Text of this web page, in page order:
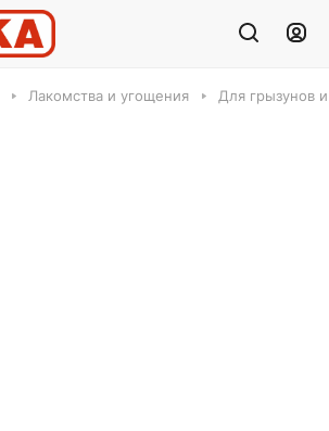
Лакомства и угощения Для грызунов